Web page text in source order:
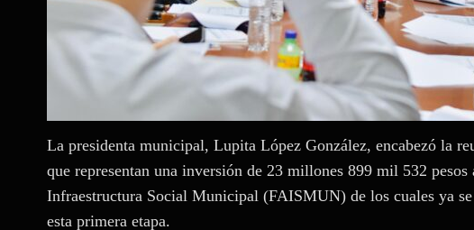
La presidenta municipal, Lupita López González, encabezó la
que representan una inversión de 23 millones 899 mil 532
Infraestructura Social Municipal (FAISMUN) de los cuales ya
esta primera etapa.